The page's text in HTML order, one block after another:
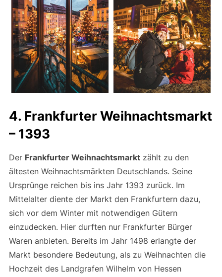
4. Frankfurter Weihnachtsmarkt
– 1393
Der Frankfurter Weihnachtsmarktzählt zu den
ältesten Weihnachtsmärkten Deutschlands. Seine
Ursprünge reichen bis ins Jahr 1393 zurück. Im
Mittelalter diente der Markt den Frankfurtern dazu,
sich vor dem Winter mit notwendigen Gütern
einzudecken. Hier durften nur Frankfurter Bürger
Waren anbieten. Bereits im Jahr 1498 erlangte der
Markt besondere Bedeutung, als zu Weihnachten die
Hochzeit des Landgrafen Wilhelm von Hessen